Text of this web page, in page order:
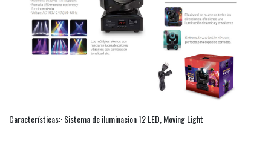
Características:· Sistema de iluminacion 12 LED, Moving Light